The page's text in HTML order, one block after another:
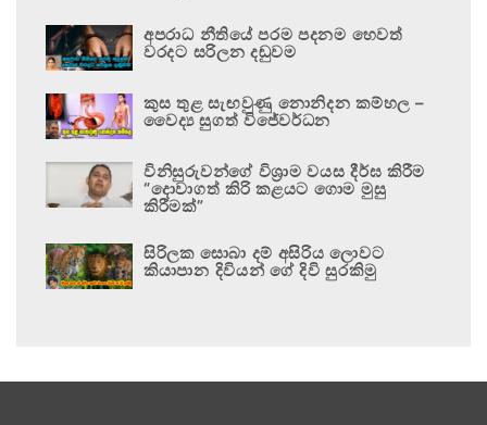
අපරාධ නීතියේ පරම පදනම හෙවත්
වරදට සරිලන දඬුවම
කුස තුළ සැඟවුණු නොනිදන කම්හල –
වෛද්‍ය සුගත් විජේවර්ධන
විනිසුරුවන්ගේ විශ්‍රාම වයස දීර්ඝ කිරීම
“දොවාගත් කිරි කළයට ගොම මුසු
කිරීමක්”
සිරිලක සොබා දම් අසිරිය ලොවට
කියාපාන දිවියන් ගේ දිවි සුරකිමු